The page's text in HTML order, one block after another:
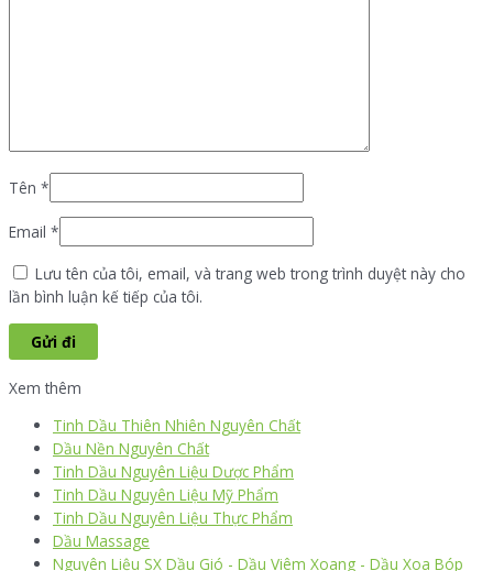
Tên *
Email *
Lưu tên của tôi, email, và trang web trong trình duyệt này cho
lần bình luận kế tiếp của tôi.
Xem thêm
Tinh Dầu Thiên Nhiên Nguyên Chất
Dầu Nền Nguyên Chất
Tinh Dầu Nguyên Liệu Dược Phẩm
Tinh Dầu Nguyên Liệu Mỹ Phẩm
Tinh Dầu Nguyên Liệu Thực Phẩm
Dầu Massage
Nguyên Liệu SX Dầu Gió - Dầu Viêm Xoang - Dầu Xoa Bóp